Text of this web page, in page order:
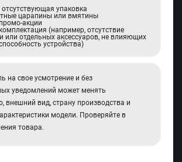
упаковка
царапины или вмятины
акции
(например, отсутствие
или отдельных аксессуаров, не влияющих
устройства)
на свое усмотрение и без
уведомлений может менять
внешний вид, страну производства и
модели. Проверяйте в
товара.